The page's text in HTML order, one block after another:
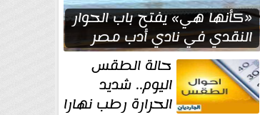
«كأنها هي» يفتح باب الحوار
النقدي في نادي أدب مصر
الجديدة حالة الطقس
اليوم.. شديد
الحرارة رطب نهارا